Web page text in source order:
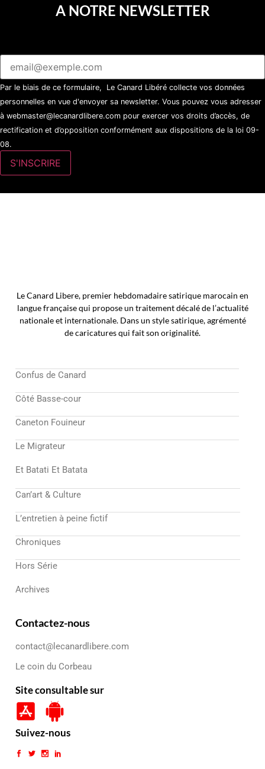
A NOTRE NEWSLETTER
Par le biais de ce formulaire, Le Canard Libéré collecte vos données
personnelles en vue d'envoyer sa newsletter. Vous pouvez vous adresser
à webmaster@lecanardlibere.com pour exercer vos droits d’accès, de
rectification et d’opposition conformément aux dispositions de la loi 09-
08.
Le Canard Libere, premier hebdomadaire satirique marocain en
langue française qui propose un traitement décalé de l’actualité
nationale et internationale. Dans un style satirique, agrémenté
de caricatures qui fait son originalité.
Confus de Canard
Côté Basse-cour
Caneton Fouineur
Le Migrateur
Et Batati Et Batata
Can’art & Culture
L’entretien à peine fictif
Chroniques
Hors Série
Archives
Contactez-nous
contact@lecanardlibere.com
Le coin du Corbeau
Site consultable sur
Suivez-nous